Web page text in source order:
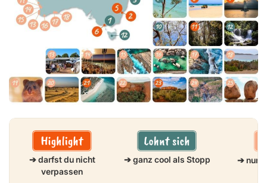
➔ darfst du nicht
verpassen
➔ ganz cool als Stopp ➔ nur